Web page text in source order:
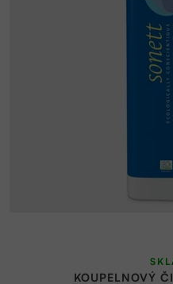
KOUPELNOVÝ